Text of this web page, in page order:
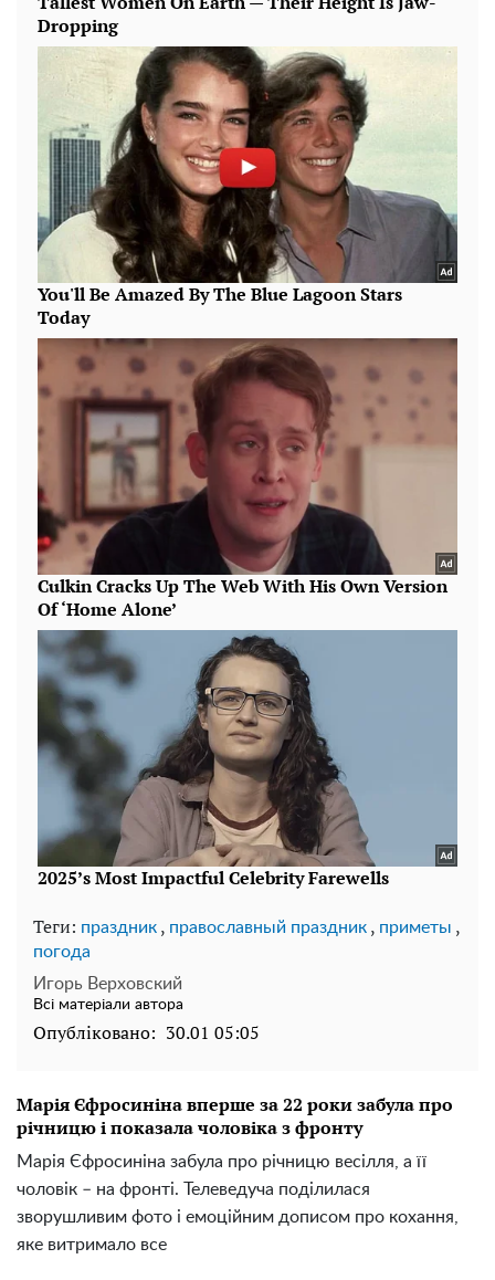
Теги: праздник , православный праздник , приметы ,
погода
Игорь Верховский
Всі матеріали автора
Опубліковано: 30.01 05:05
Марія Єфросиніна вперше за 22 роки забула про
річницю і показала чоловіка з фронту
Марія Єфросиніна забула про річницю весілля, а її
чоловік – на фронті. Телеведуча поділилася
зворушливим фото і емоційним дописом про кохання,
яке витримало все